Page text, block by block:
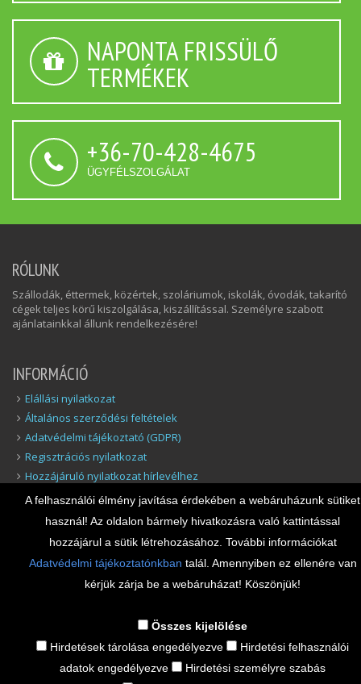
NAPONTA FRISSÜLŐ
TERMÉKEK
+36-70-428-4675
ÜGYFÉLSZOLGÁLAT
RÓLUNK
Szállodák, éttermek, közértek, szoláriumok, iskolák, óvodák, takarító
cégek teljes körű kiszolgálása, kiszállítással. Személyre szabott
ajánlatainkkal állunk rendelkezésére!
INFORMÁCIÓ
Elállási nyilatkozat
Általános szerződési feltételek
Adatvédelmi tájékoztató (GDPR)
Regisztrációs nyilatkozat
Hozzájáruló nyilatkozat hírlevélhez
Elállás a szerződéstől
Felelősség Korlátozása
ELÉRHETŐSÉGEINK
Tel.:+36-20-347-3335, +36-70-428-4675
E-mail: iroda@dnsolution.hu
Nyitvatartás: H-P 09:00-tól 15:00-ig
A felhasználói élmény javítása érdekében a webáruházunk sütiket
használ! Az oldalon bármely hivatkozásra való kattintással
hozzájárul a sütik létrehozásához. További információkat
Adatvédelmi tájékoztatónkban talál. Amennyiben ez ellenére van
kérjük zárja be a webáruházat! Köszönjük!
Összes kijelölése
Hirdetések tárolása engedélyezve
Hirdetési felhasználói
adatok engedélyezve
Hirdetési személyre szabás